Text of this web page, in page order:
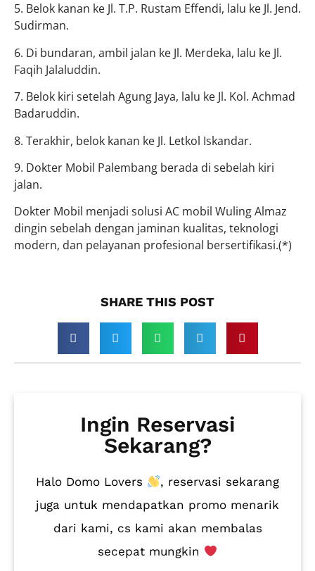
5. Belok kanan ke Jl. T.P. Rustam Effendi, lalu ke Jl. Jend.
Sudirman.
6. Di bundaran, ambil jalan ke Jl. Merdeka, lalu ke Jl.
Faqih Jalaluddin.
7. Belok kiri setelah Agung Jaya, lalu ke Jl. Kol. Achmad
Badaruddin.
8. Terakhir, belok kanan ke Jl. Letkol Iskandar.
9. Dokter Mobil Palembang berada di sebelah kiri
jalan.
Dokter Mobil menjadi solusi AC mobil Wuling Almaz
dingin sebelah dengan jaminan kualitas, teknologi
modern, dan pelayanan profesional bersertifikasi.(*)
SHARE THIS POST​
Ingin Reservasi
Sekarang?
Halo Domo Lovers
, reservasi sekarang
juga untuk mendapatkan promo menarik
dari kami, cs kami akan membalas
secepat mungkin